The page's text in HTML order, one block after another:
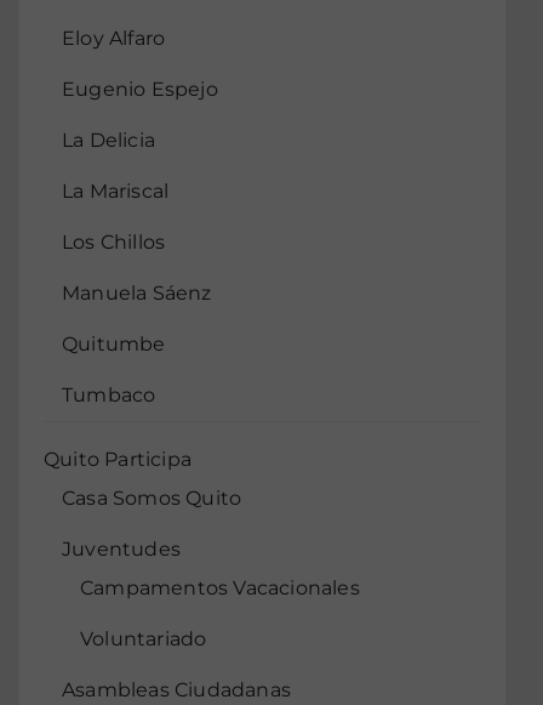
Eloy Alfaro
Eugenio Espejo
La Delicia
La Mariscal
Los Chillos
Manuela Sáenz
Quitumbe
Tumbaco
Quito Participa
Casa Somos Quito
Juventudes
Campamentos Vacacionales
Voluntariado
Asambleas Ciudadanas